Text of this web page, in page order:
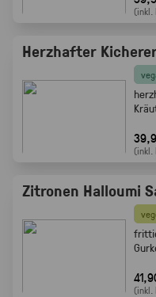
(inkl.
Herzhafter
(inkl.
Zitronen Halloumi
(inkl.